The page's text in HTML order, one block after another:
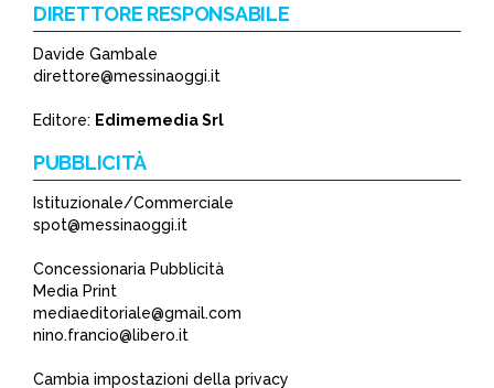
*
DIRETTORE RESPONSABILE
Davide Gambale
direttore@messinaoggi.it
Editore: Edimemedia Srl
PUBBLICITÀ
Istituzionale/Commerciale
spot@messinaoggi.it
Concessionaria Pubblicità
Media Print
mediaeditoriale@gmail.com
nino.francio@libero.it
Cambia impostazioni della privacy